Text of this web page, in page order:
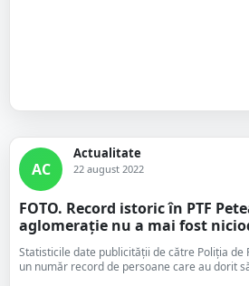
AC
Actualitate
22 august 2022
FOTO. Record istoric în PTF
aglomerație nu a mai fost
Statisticile date publicității de către Poliția de
un număr record de persoane care au dorit